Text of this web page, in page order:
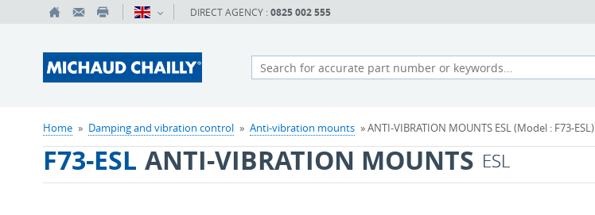
DIRECT AGENCY : 0825 002 555
Home » Damping and vibration control » Anti-vibration mounts » ANTI-VIBRATION MOUNTS ESL (Model : F73-ESL)
F73-ESL ANTI-VIBRATION MOUNTS ESL